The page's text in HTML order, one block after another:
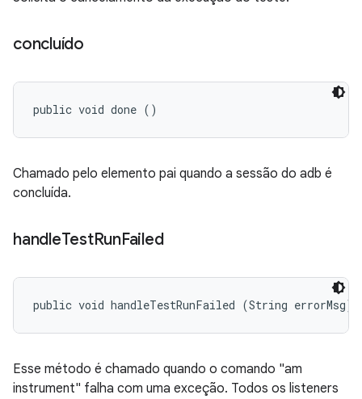
concluído
public void done ()
Chamado pelo elemento pai quando a sessão do adb é
concluída.
handleTestRunFailed
public void handleTestRunFailed (String errorMsg)
Esse método é chamado quando o comando "am
instrument" falha com uma exceção. Todos os listeners